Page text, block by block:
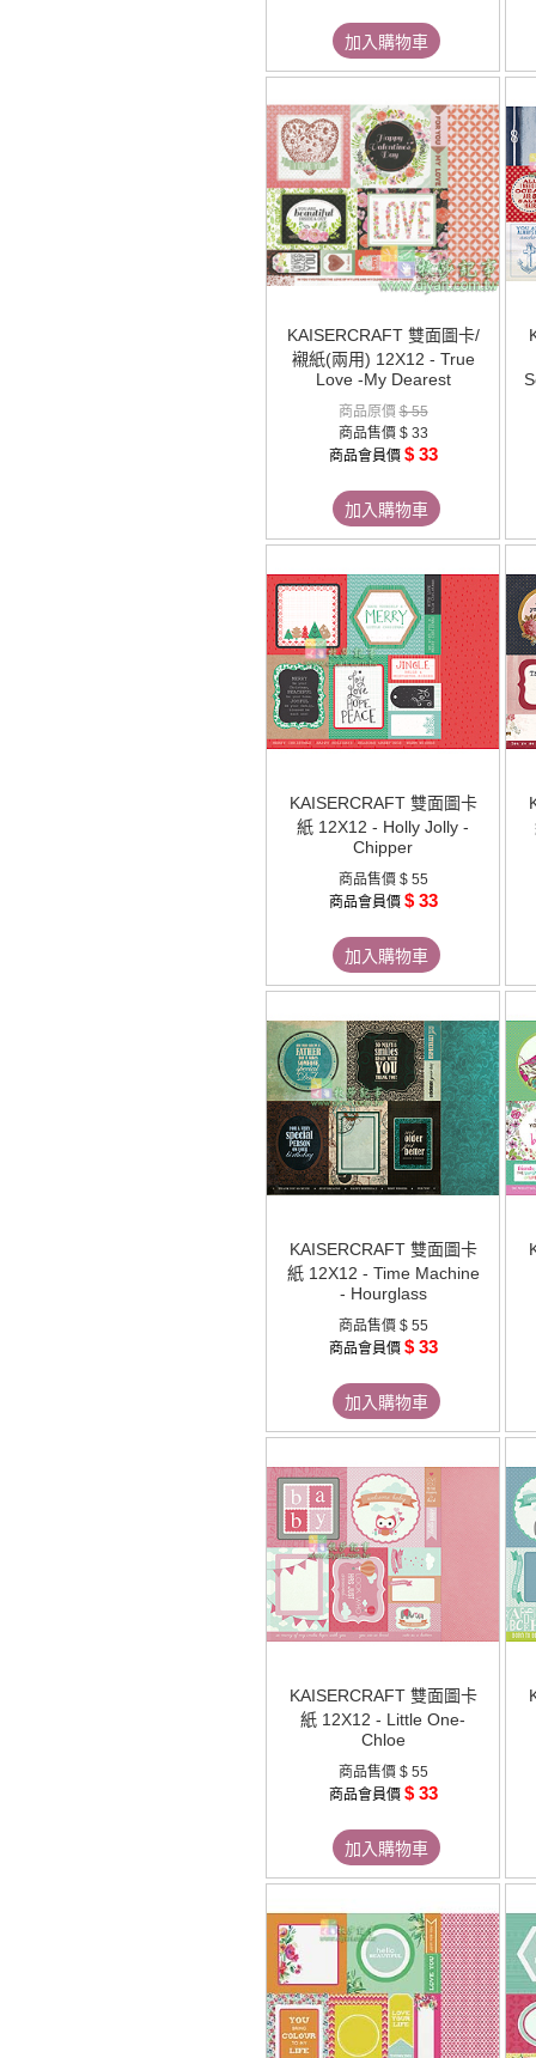
加入購物車
KAISERCRAFT 雙面圖卡/
襯紙(兩用) 12X12 - True
Love -My Dearest
商品原價$ 55
商品售價 $ 33
商品會員價 $ 33
加入購物車
KAISERCRAFT 雙面圖卡
紙 12X12 - Holly Jolly -
Chipper
商品售價 $ 55
商品會員價 $ 33
加入購物車
KAISERCRAFT 雙面圖卡
紙 12X12 - Time Machine
- Hourglass
商品售價 $ 55
商品會員價 $ 33
加入購物車
KAISERCRAFT 雙面圖卡
紙 12X12 - Little One-
Chloe
商品售價 $ 55
商品會員價 $ 33
加入購物車